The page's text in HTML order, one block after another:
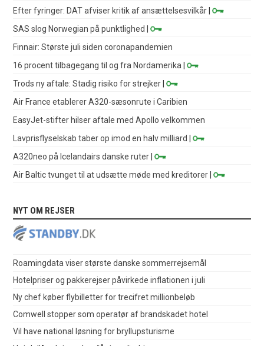
Efter fyringer: DAT afviser kritik af ansættelsesvilkår |
SAS slog Norwegian på punktlighed
|
Finnair: Største juli siden coronapandemien
16 procent tilbagegang til og fra Nordamerika |
Trods ny aftale: Stadig risiko for strejker |
Air France etablerer A320-sæsonrute i Caribien
EasyJet-stifter hilser aftale med Apollo velkommen
Lavprisflyselskab taber op imod en halv milliard
|
A320neo på Icelandairs danske ruter |
Air Baltic tvunget til at udsætte møde med kreditorer |
NYT OM REJSER
Roamingdata viser største danske sommerrejsemål
Hotelpriser og pakkerejser påvirkede inflationen i juli
Ny chef køber flybilletter for trecifret millionbeløb
Comwell stopper som operatør af brandskadet hotel
Vil have national løsning for bryllupsturisme